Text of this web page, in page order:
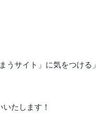
うサイト」に気をつける」
たします！